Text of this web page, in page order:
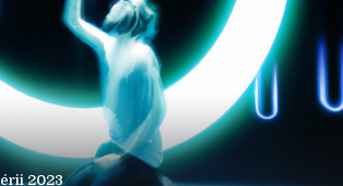
2023